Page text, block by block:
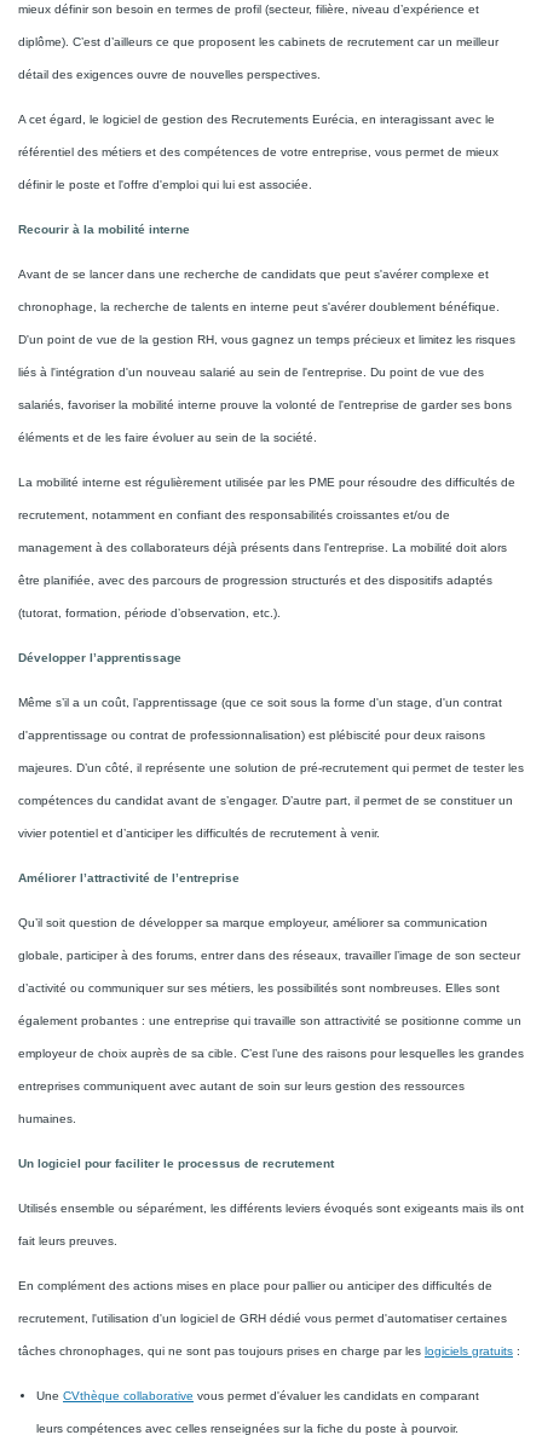
mieux définir son besoin en termes de profil (secteur, filière, niveau d’expérience et
diplôme). C’est d’ailleurs ce que proposent les cabinets de recrutement car un meilleur
détail des exigences ouvre de nouvelles perspectives.
A cet égard, le logiciel de gestion des Recrutements Eurécia, en interagissant avec le
référentiel des métiers et des compétences de votre entreprise, vous permet de mieux
définir le poste et l'offre d'emploi qui lui est associée.
Recourir à la mobilité interne
Avant de se lancer dans une recherche de candidats que peut s'avérer complexe et
chronophage, la recherche de talents en interne peut s'avérer doublement bénéfique.
D'un point de vue de la gestion RH, vous gagnez un temps précieux et limitez les risques
liés à l'intégration d'un nouveau salarié au sein de l'entreprise. Du point de vue des
salariés, favoriser la mobilité interne prouve la volonté de l'entreprise de garder ses bons
éléments et de les faire évoluer au sein de la société.
La mobilité interne est régulièrement utilisée par les PME pour résoudre des difficultés de
recrutement, notamment en confiant des responsabilités croissantes et/ou de
management à des collaborateurs déjà présents dans l'entreprise. La mobilité doit alors
être planifiée, avec des parcours de progression structurés et des dispositifs adaptés
(tutorat, formation, période d’observation, etc.).
Développer l’apprentissage
Même s’il a un coût, l’apprentissage (que ce soit sous la forme d'un stage, d'un contrat
d'apprentissage ou contrat de professionnalisation) est plébiscité pour deux raisons
majeures. D’un côté, il représente une solution de pré-recrutement qui permet de tester les
compétences du candidat avant de s’engager. D’autre part, il permet de se constituer un
vivier potentiel et d’anticiper les difficultés de recrutement à venir.
Améliorer l’attractivité de l’entreprise
Qu’il soit question de développer sa marque employeur, améliorer sa communication
globale, participer à des forums, entrer dans des réseaux, travailler l’image de son secteur
d’activité ou communiquer sur ses métiers, les possibilités sont nombreuses. Elles sont
également probantes : une entreprise qui travaille son attractivité se positionne comme un
employeur de choix auprès de sa cible. C’est l’une des raisons pour lesquelles les grandes
entreprises communiquent avec autant de soin sur leurs gestion des ressources
humaines.
Un logiciel pour faciliter le processus de recrutement
Utilisés ensemble ou séparément, les différents leviers évoqués sont exigeants mais ils ont
fait leurs preuves.
En complément des actions mises en place pour pallier ou anticiper des difficultés de
recrutement, l'utilisation d'un logiciel de GRH dédié vous permet d'automatiser certaines
tâches chronophages, qui ne sont pas toujours prises en charge par les logiciels gratuits :
Une CVthèque collaborative vous permet d'évaluer les candidats en comparant
leurs compétences avec celles renseignées sur la fiche du poste à pourvoir.